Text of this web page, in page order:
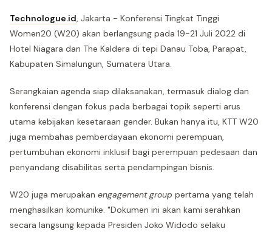
Technologue.id, Jakarta - Konferensi Tingkat Tinggi
Women20 (W20) akan berlangsung pada 19-21 Juli 2022 di
Hotel Niagara dan The Kaldera di tepi Danau Toba, Parapat,
Kabupaten Simalungun, Sumatera Utara.
Serangkaian agenda siap dilaksanakan, termasuk dialog dan
konferensi dengan fokus pada berbagai topik seperti arus
utama kebijakan kesetaraan gender. Bukan hanya itu, KTT W20
juga membahas pemberdayaan ekonomi perempuan,
pertumbuhan ekonomi inklusif bagi perempuan pedesaan dan
penyandang disabilitas serta pendampingan bisnis.
W20 juga merupakan engagement group pertama yang telah
menghasilkan komunike. "Dokumen ini akan kami serahkan
secara langsung kepada Presiden Joko Widodo selaku